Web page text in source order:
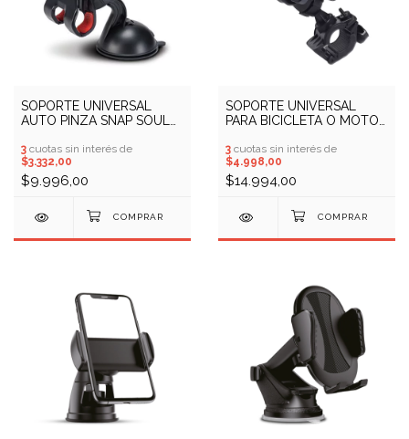
SOPORTE UNIVERSAL
AUTO PINZA SNAP SOUL
10408424)
3 cuotas sin interés de
$3.332,00
$9.996,00
SOPORTE UNIVERSAL
PARA BICICLETA O MOTO
10403432)
3 cuotas sin interés de
$4.998,00
$14.994,00